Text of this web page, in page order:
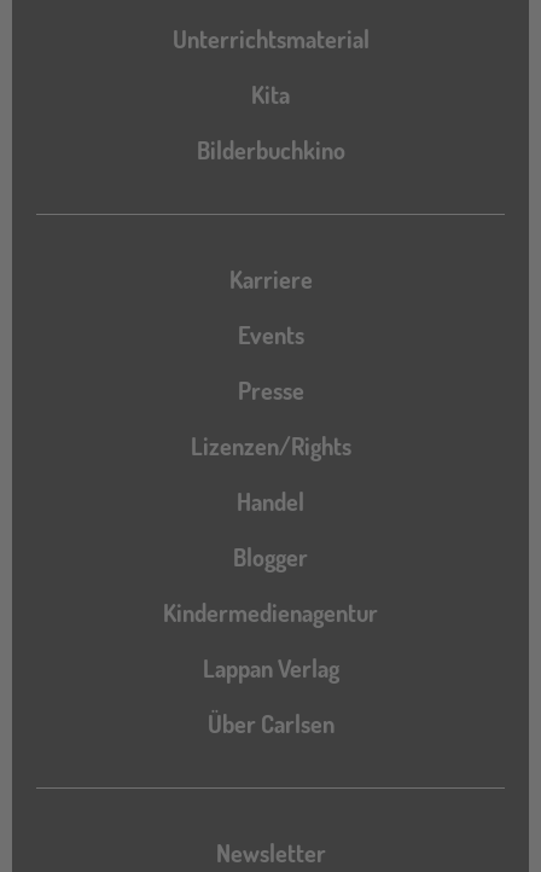
Unterrichtsmaterial
Kita
Bilderbuchkino
Karriere
Events
Presse
Lizenzen/Rights
Handel
Blogger
Kindermedienagentur
Lappan Verlag
Über Carlsen
Newsletter